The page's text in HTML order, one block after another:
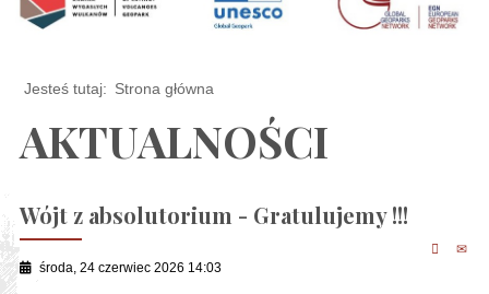
Jesteś tutaj: Strona główna
AKTUALNOŚCI
Wójt z absolutorium - Gratulujemy !!!
środa, 24 czerwiec 2026 14:03